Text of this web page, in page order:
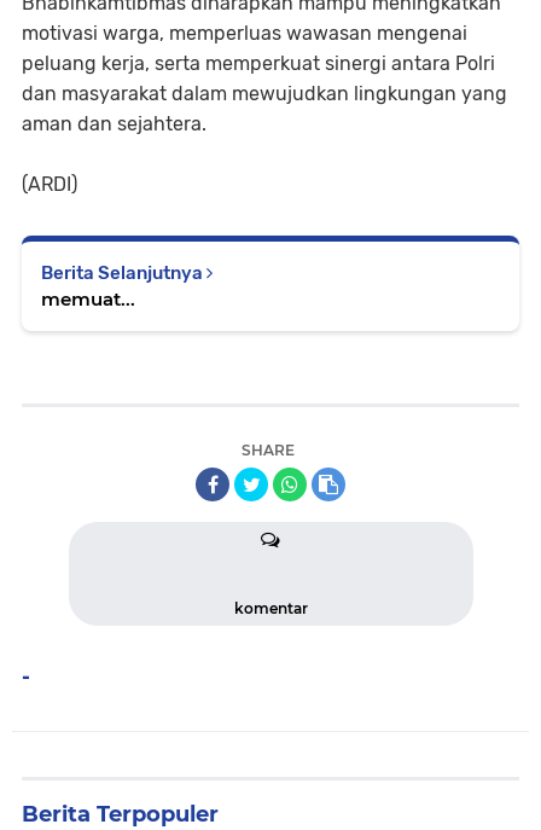
motivasi warga, memperluas wawasan mengenai
peluang kerja, serta memperkuat sinergi antara Polri
dan masyarakat dalam mewujudkan lingkungan yang
aman dan sejahtera.
(ARDI)
Berita Selanjutnya
memuat...
SHARE
komentar
-
Berita Terpopuler